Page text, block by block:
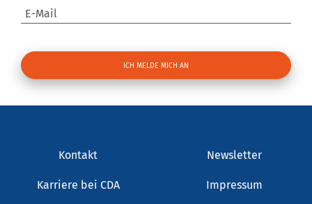
E-Mail
Kontakt Newsletter
Karriere bei CDA Impressum